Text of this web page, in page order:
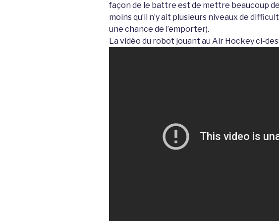
façon de le battre est de mettre beaucoup
moins qu’il n’y ait plusieurs niveaux de
une chance de l’emporter).
La vidéo du robot jouant au Air Hockey ci-